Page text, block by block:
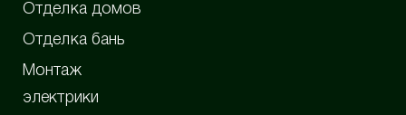
Отделка домов
Отделка бань
Монтаж
электрики